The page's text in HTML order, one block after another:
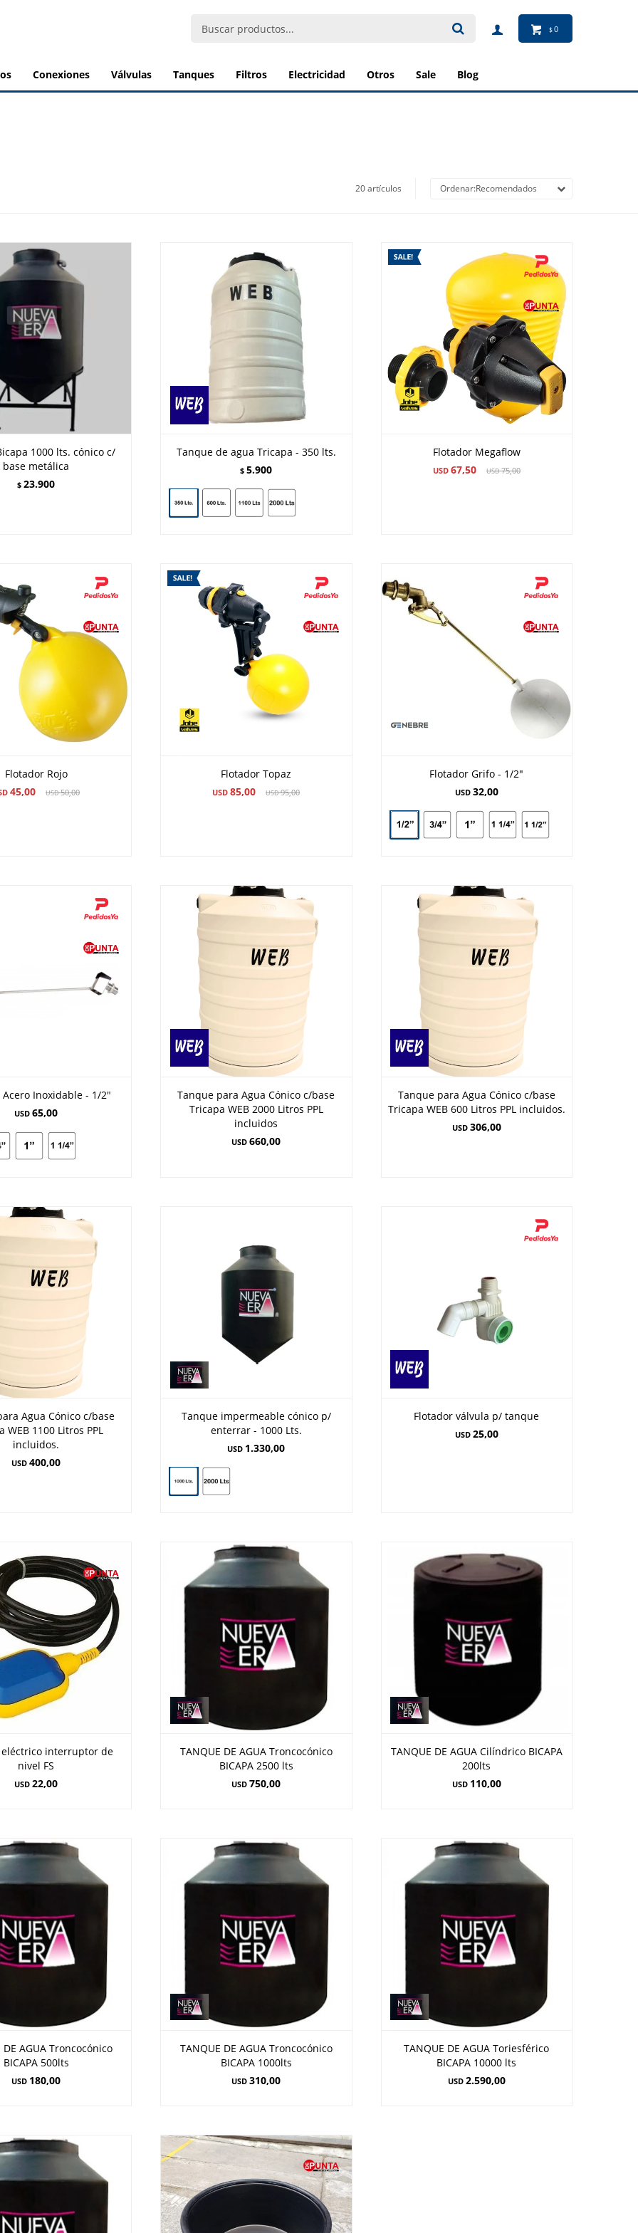
conexiones válvulas tanques filtros electricidad otros sale blog
$0
20 artículos Recomendados
1000 lts. cónico c/
base metálica
$ 23.900
Tanque de agua Tricapa - 350 lts.
$ 5.900
Flotador Megaflow
USD 67,50 USD75,00
Flotador Rojo
45,00 USD50,00
Flotador Topaz
USD 85,00 USD95,00
Flotador Grifo - 1/2"
USD 32,00
Inoxidable - 1/2"
USD 65,00
Tanque para Agua Cónico c/base
Tricapa WEB 2000 Litros PPL
incluidos
USD 660,00
Tanque para Agua Cónico c/base
Tricapa WEB 600 Litros PPL incluidos.
USD 306,00
Agua Cónico c/base
WEB 1100 Litros PPL
incluidos.
USD 400,00
Tanque impermeable cónico p/
enterrar - 1000 Lts.
USD 1.330,00
Flotador válvula p/ tanque
USD 25,00
interruptor de
nivel FS
USD 22,00
TANQUE DE AGUA Troncocónico
BICAPA 2500 lts
USD 750,00
TANQUE DE AGUA Cilíndrico BICAPA
200lts
USD 110,00
DE AGUA Troncocónico
BICAPA 500lts
USD 180,00
TANQUE DE AGUA Troncocónico
BICAPA 1000lts
USD 310,00
TANQUE DE AGUA Toriesférico
BICAPA 10000 lts
USD 2.590,00